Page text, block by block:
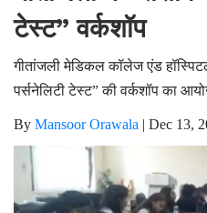
टेस्ट” वर्कशॉप
गीतांजली मेडिकल कॉलेज एंड
पर्सनेलिटी टेस्ट” की वर्कशॉप का
By Mansoor Orawala | Dec 13,